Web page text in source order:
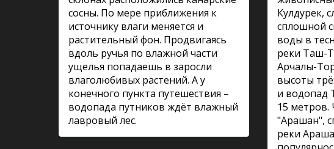
сосны. По мере приближения к
источнику влаги меняется и
растительный фон. Продвигаясь
вдоль ручья по влажной части
ущелья попадаешь в заросли
влаголюбивых растений. А у
конечного пункта путешествия –
водопада путников ждёт влажный
лавровый лес.
Кулдурек,
сплошной
воды в
реки Таш-
Арчалы-
высоты
и водопад
15
"Арашан",
реки